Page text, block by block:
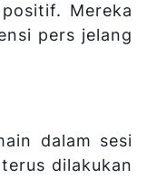
Mereka
pers jelang
dalam sesi
dilakukan